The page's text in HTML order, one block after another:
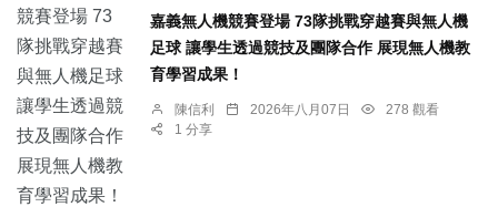
嘉義無人機競賽登場 73隊挑戰穿越賽與無人機
足球 讓學生透過競技及團隊合作 展現無人機教
育學習成果！
陳信利 2026年八月07日
278 觀看
1 分享